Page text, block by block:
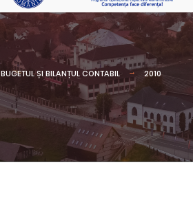
BUGETUL ȘI BILANȚUL CONTABIL 2010